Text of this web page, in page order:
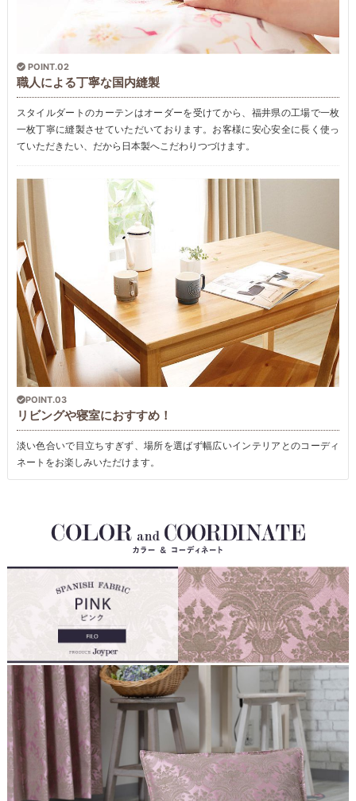
POINT.02
職人による丁寧な国内縫製
スタイルダートのカーテンはオーダーを受けてから、福井県の工場で一枚
一枚丁寧に縫製させていただいております。お客様に安心安全に長く使っ
ていただきたい、だから日本製へこだわりつづけます。
POINT.03
リビングや寝室におすすめ！
淡い色合いで目立ちすぎず、場所を選ばず幅広いインテリアとのコーディ
ネートをお楽しみいただけます。